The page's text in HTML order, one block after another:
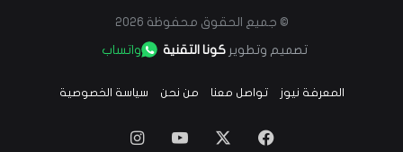
© جميع الحقوق محفوظة 2026
تصميم وتطويركونا التقنية واتساب
المعرفة نيوز تواصل معنا من نحن سياسة الخصوصية
فيسبوك ‫YouTube